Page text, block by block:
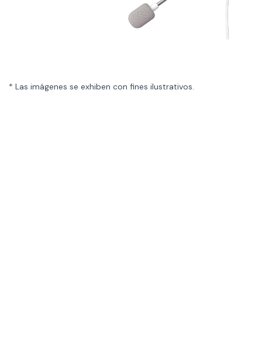
* Las imágenes se exhiben con fines ilustrativos.